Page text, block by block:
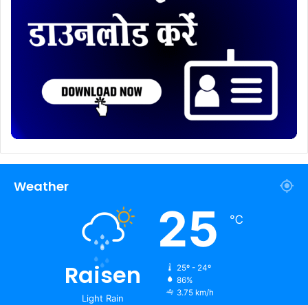
Weather
Raisen
Light Rain
25 ℃
25º - 24º
86%
3.75 km/h